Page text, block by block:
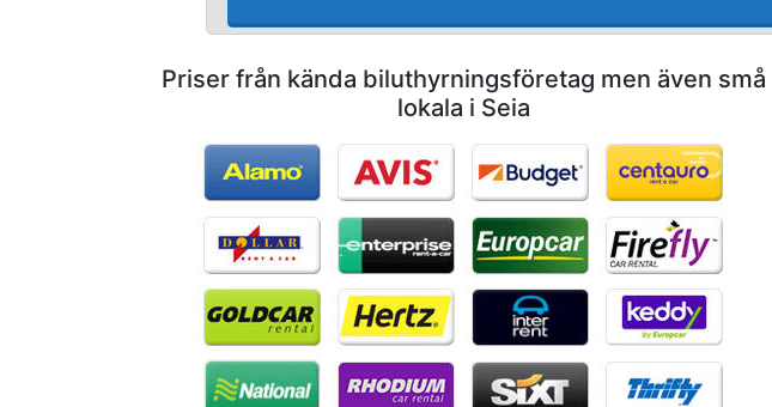
Priser från kända biluthyrningsföretag men även små
lokala i Seia